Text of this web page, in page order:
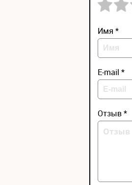
Имя *
E-mail *
Отзыв *